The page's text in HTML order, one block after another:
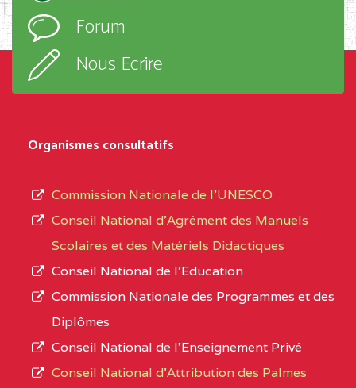
SUD-OUEST
BALI COMMUNITY HIGH SCHOOL BP :(1)
BAPTIST COMPREHENSIVE COLLEGE (
BAMENDA(1)
NORD-
OUEST
BAPTIST
COMPREHENSIVE
BAMENDA
BAPTIST COMPREHENSIVE COLLEGE
d’enseignement,
type
L’offre
d’éducation
Forum
Nous Ecrire
Organismes consultatifs
Commission Nationale de l’UNESCO
Conseil National d’Agrément des Manuels
Scolaires et des Matériels Didactiques
Conseil National de l’Education
Commission Nationale des Programmes et des
Diplômes
Conseil National de l’Enseignement Privé
Conseil National d'Attribution des Palmes